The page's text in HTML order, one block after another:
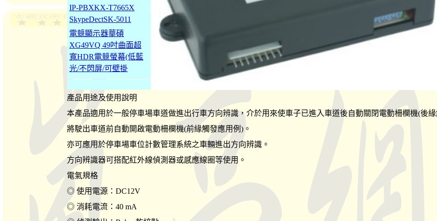
IP-PBXKX-T7665X
SkypeDectSK-5011
電競顯示器華碩
XG49VQ 49吋曲面超
寬HDR電競螢幕(低藍
光/不閃屏/可壁掛
產品用途及使用說明
本產品適用於一般停車場車道做進出行車方向辨識，介於用來使車子已進入車道後自動關閉電動柵欄機(後
將駛出車道前自動開啟電動柵欄機(前緣觸發應用例)。
亦可應用於停車場車位計數管理系統之車輛進出方向辨識。
方向辨識器可搭配紅外線偵測器或感應線圈等使用。
電氣規格
◎ 使用電源：DC12V
◎ 消耗電流：40 mA